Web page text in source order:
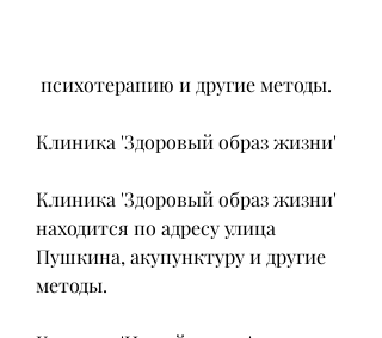
психотерапию и другие методы.
Клиника 'Здоровый образ жизни'
Клиника 'Здоровый образ жизни'
находится по адресу улица
Пушкина, акупунктуру и другие
методы.